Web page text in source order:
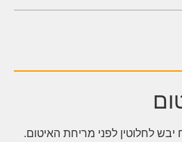
לחלוטין לפני מריחת האיטום.